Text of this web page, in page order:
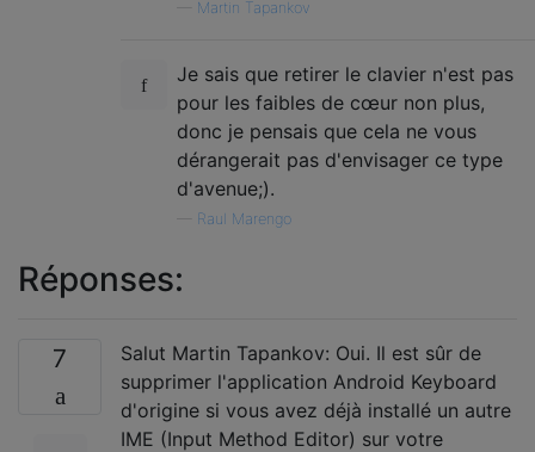
Martin Tapankov
Je sais que retirer le clavier n'est pas
pour les faibles de cœur non plus,
donc je pensais que cela ne vous
dérangerait pas d'envisager ce type
d'avenue;).
Raul Marengo
Réponses:
7
Salut Martin Tapankov: Oui. Il est sûr de
supprimer l'application Android Keyboard
d'origine si vous avez déjà installé un autre
IME (Input Method Editor) sur votre